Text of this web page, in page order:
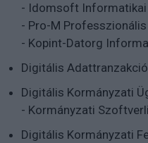
- Idomsoft
- Pro-M
- Kopint-Datorg
Digitális
Digitális Kormányzati
- Kormányzati
Digitális Kormányzati